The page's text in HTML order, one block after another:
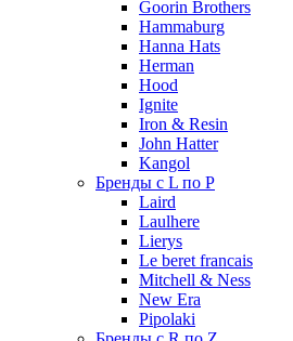
Goorin Brothers
Hammaburg
Hanna Hats
Herman
Hood
Ignite
Iron & Resin
John Hatter
Kangol
Бренды с L по P
Laird
Laulhere
Lierys
Le beret francais
Mitchell & Ness
New Era
Pipolaki